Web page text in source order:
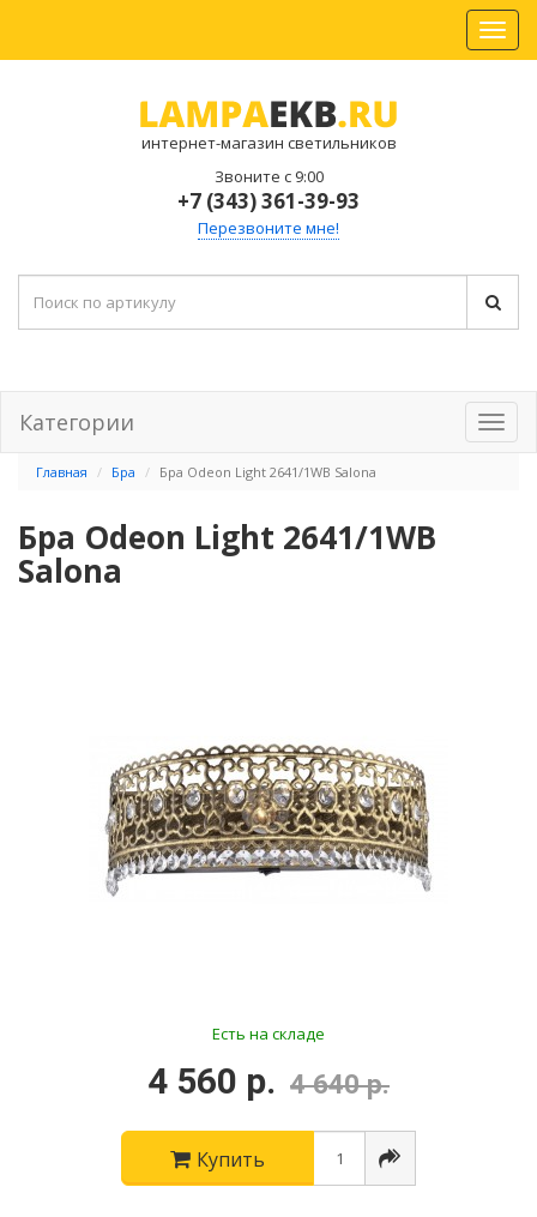
интернет-магазин светильников
Звоните с 9:00
+7 (343) 361-39-93
Перезвоните мне!
Категории
Главная Бра Бра Odeon Light 2641/1WB Salona
Бра Odeon Light 2641/1WB
Salona
Есть на складе
4 560 р. 4 640 р.
Купить